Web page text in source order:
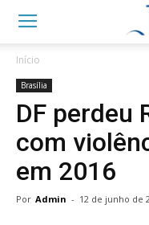
Início
Brasília
DF perdeu
com
em 2016
Por Admin - 12 de junho de